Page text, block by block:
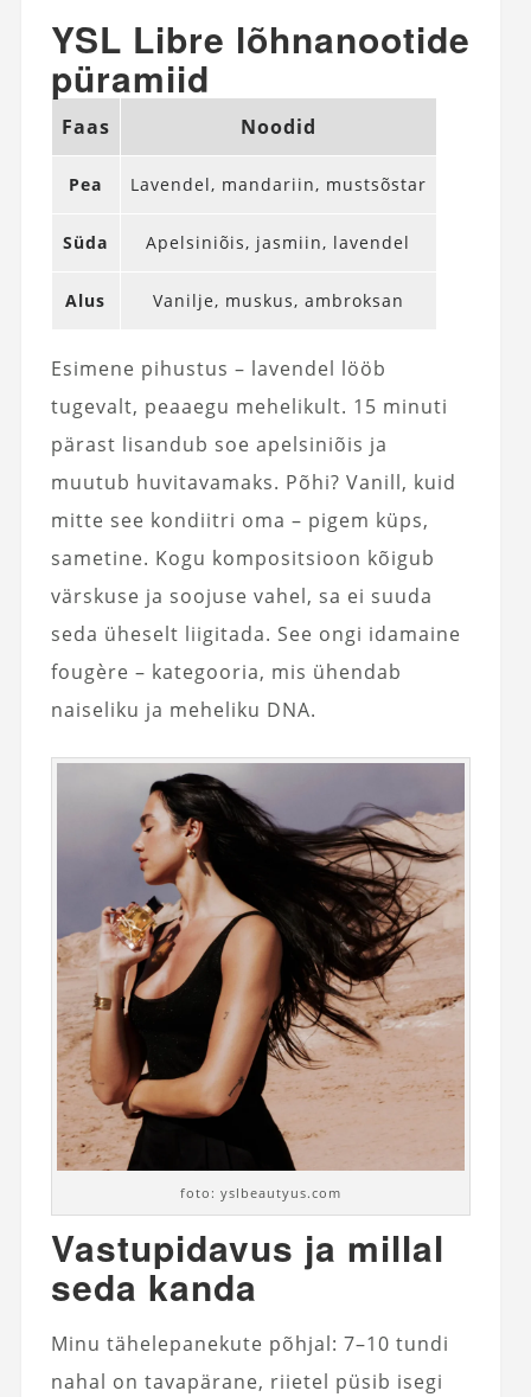
YSL Libre lõhnanootide
püramiid
Faas Noodid
Pea Lavendel, mandariin, mustsõstar
Süda Apelsiniõis, jasmiin, lavendel
Alus Vanilje, muskus, ambroksan
Esimene pihustus – lavendel lööb
tugevalt, peaaegu mehelikult. 15 minuti
pärast lisandub soe apelsiniõis ja
muutub huvitavamaks. Põhi? Vanill, kuid
mitte see kondiitri oma – pigem küps,
sametine. Kogu kompositsioon kõigub
värskuse ja soojuse vahel, sa ei suuda
seda üheselt liigitada. See ongi idamaine
fougère – kategooria, mis ühendab
naiseliku ja meheliku DNA.
foto: yslbeautyus.com
Vastupidavus ja millal
seda kanda
Minu tähelepanekute põhjal: 7–10 tundi
nahal on tavapärane, riietel püsib isegi